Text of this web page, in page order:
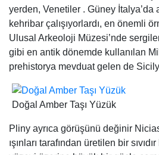
Pliny ayrıca görüşünü değinir
ışınları tarafından üretilen bir
yüzeyi üzerine büyük bir güçle
bu ışınlar, bırakın o Okyanusu’nun
bir yağlı ter üzerine. ” Kehribar
göre hangi hayali açıklamalar
gerekçe, ağaç reçinesi aslına çok
değinir. [13] “Amber Bu önemli